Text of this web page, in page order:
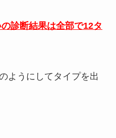
診断結果は全部で12タ
ようにしてタイプを出